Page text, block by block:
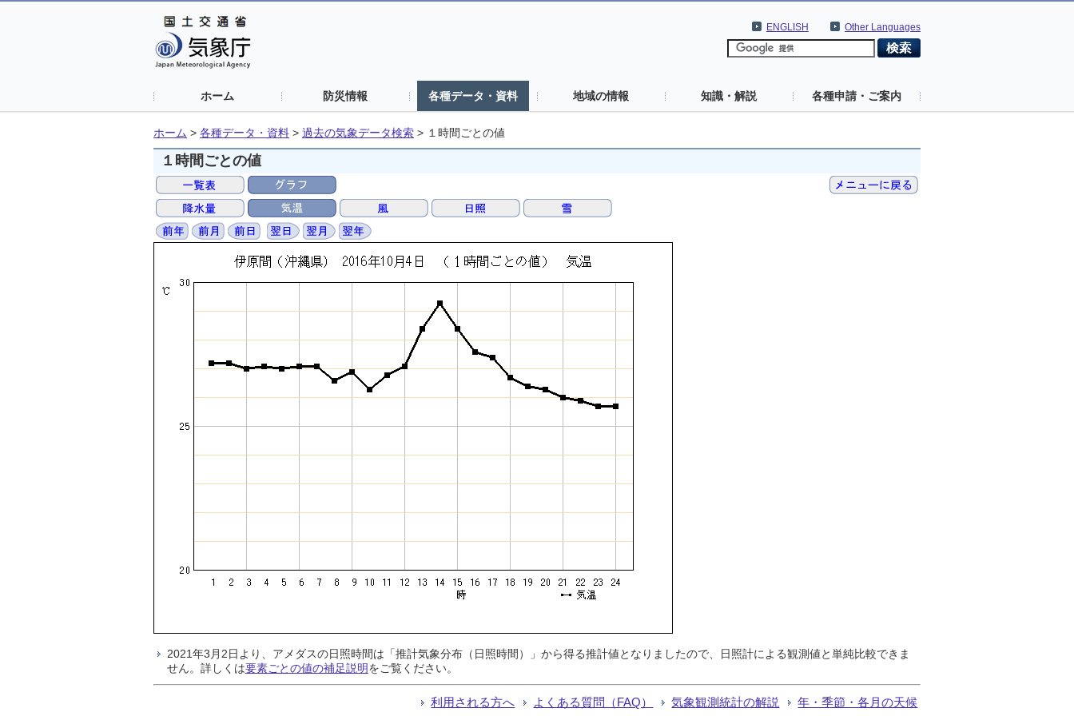
Other Languages
ENGLISH
ホーム 防災情報 各種データ・資料 地域の情報 知識・解説 各種申請・ご案内
ホーム > 各種データ・資料 > 過去の気象データ検索 > １時間ごとの値
１時間ごとの値
2021年3月2日より、アメダスの日照時間は「推計気象分布（日照時間）」から得る推計値となりましたので、日照計による観測値と単純比較できま
せん。詳しくは要素ごとの値の補足説明をご覧ください。
利用される方へ よくある質問（FAQ） 気象観測統計の解説 年・季節・各月の天候